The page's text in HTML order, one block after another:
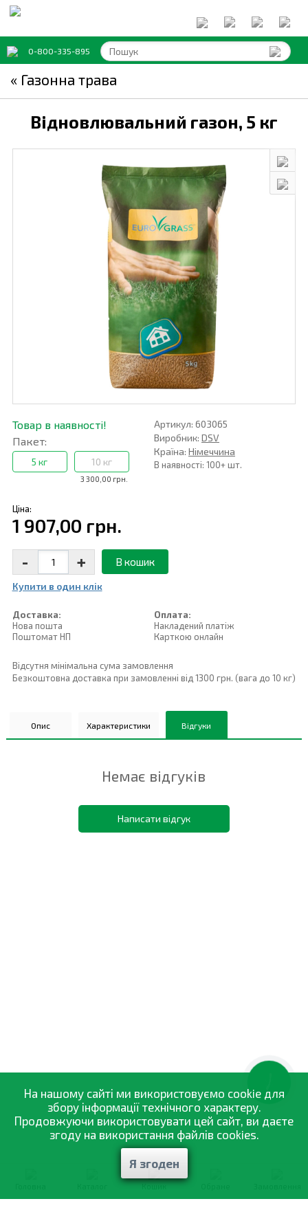
0-800-335-895
« Газонна трава
Відновлювальний газон, 5 кг
Товар в наявності!
Пакет:
5 кг
3 300,00 грн.
10 кг
Артикул: 603065
Виробник: DSV
Країна: Німеччина
В наявності: 100+ шт.
Ціна:
1 907,00 грн.
- + В кошик
Купити в один клiк
Доставка:
Нова пошта
Поштомат НП
Оплата:
Накладений платiж
Карткою онлайн
Відсутня мінімальна сума замовлення
Безкоштовна доставка при замовленні від 1300 грн. (вага до 10 кг)
Опис Характеристики Відгуки
Немає відгуків
Написати відгук
Кошик
На нашому сайті ми використовуємо cookie для
збору інформації технічного характеру.
Продовжуючи використовувати цей сайт, ви даєте
згоду на використання файлів cookies.
Я згоден